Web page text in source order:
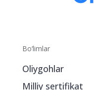
Bo‘limlar